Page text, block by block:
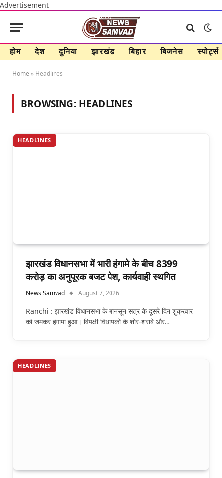
Advertisement
होम देश दुनिया झारखंड बिहार बिजनेस स्पोर्ट्स
Home » Headlines
BROWSING: HEADLINES
HEADLINES
झारखंड विधानसभा में भारी हंगामे के बीच 8399
करोड़ का अनुपूरक बजट पेश, कार्यवाही स्थगित
News Samvad August 7, 2026
Ranchi : झारखंड विधानसभा के मानसून सत्र के दूसरे दिन शुक्रवार
को जमकर हंगामा हुआ। विपक्षी विधायकों के शोर-शराबे और…
HEADLINES